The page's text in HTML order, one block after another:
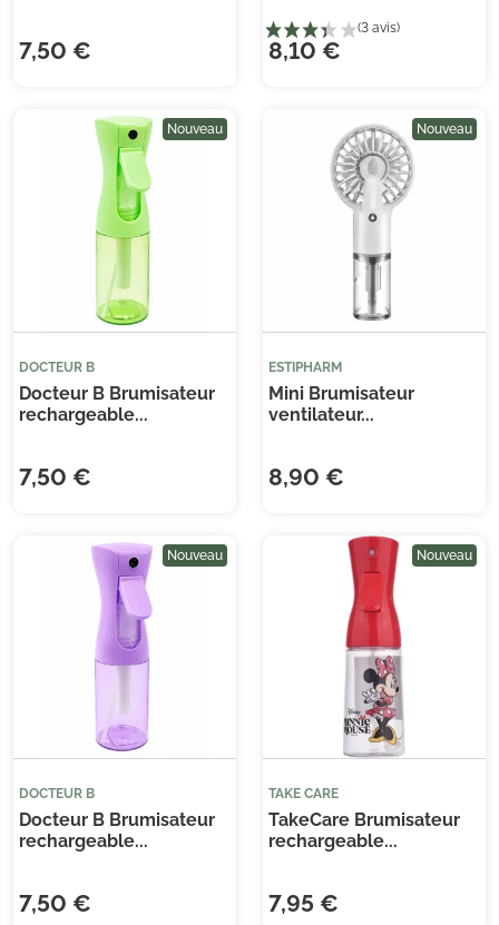
7,50 € 8,10 €
Nouveau
DOCTEUR B
Docteur B Brumisateur
rechargeable...
7,50 €
Nouveau
ESTIPHARM
Mini Brumisateur
ventilateur...
8,90 €
Nouveau
DOCTEUR B
Docteur B Brumisateur
rechargeable...
7,50 €
Nouveau
TAKE CARE
TakeCare Brumisateur
rechargeable...
7,95 €
Je consens également à recevoir les offres
promotionnelles.
Consultez notre politique de
confidentialité.